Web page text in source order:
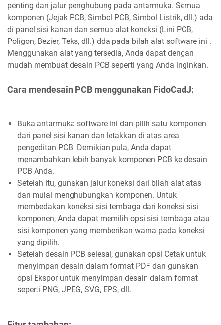
penting dan jalur penghubung pada antarmuka. Semua
komponen (Jejak PCB, Simbol PCB, Simbol Listrik, dll.) ada
di panel sisi kanan dan semua alat koneksi (Lini PCB,
Poligon, Bezier, Teks, dll.) dda pada bilah alat software ini .
Menggunakan alat yang tersedia, Anda dapat dengan
mudah membuat desain PCB seperti yang Anda inginkan.
Cara mendesain PCB menggunakan FidoCadJ:
Buka antarmuka software ini dan pilih satu komponen
dari panel sisi kanan dan letakkan di atas area
pengeditan PCB. Demikian pula, Anda dapat
menambahkan lebih banyak komponen PCB ke desain
PCB Anda.
Setelah itu, gunakan jalur koneksi dari bilah alat atas
dan mulai menghubungkan komponen. Untuk
membedakan koneksi sisi tembaga dari koneksi sisi
komponen, Anda dapat memilih opsi sisi tembaga atau
sisi komponen yang memberikan warna pada koneksi
yang dipilih.
Setelah desain PCB selesai, gunakan opsi Cetak untuk
menyimpan desain dalam format PDF dan gunakan
opsi Ekspor untuk menyimpan desain dalam format
seperti PNG, JPEG, SVG, EPS, dll.